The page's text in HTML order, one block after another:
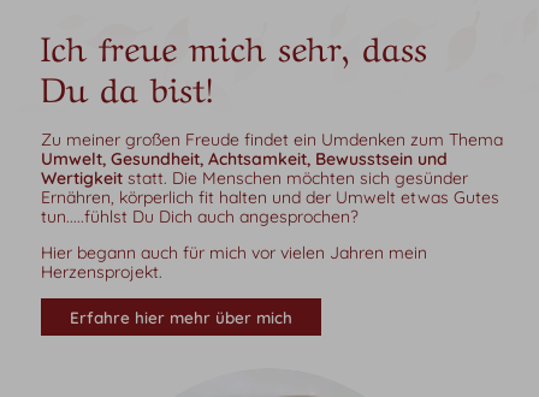
Ich freue mich sehr, dass
Du da bist!
Zu meiner großen Freude findet ein Umdenken zum Thema
Umwelt, Gesundheit, Achtsamkeit, Bewusstsein und
Wertigkeit statt. Die Menschen möchten sich gesünder
Ernähren, körperlich fit halten und der Umwelt etwas Gutes
tun.....fühlst Du Dich auch angesprochen?
Hier begann auch für mich vor vielen Jahren mein
Herzensprojekt.
Erfahre hier mehr über mich